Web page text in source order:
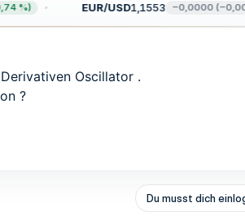
%) EUR/USD1,1553 −0,0000 (−0,00
Oscillator .
?
Du musst dich